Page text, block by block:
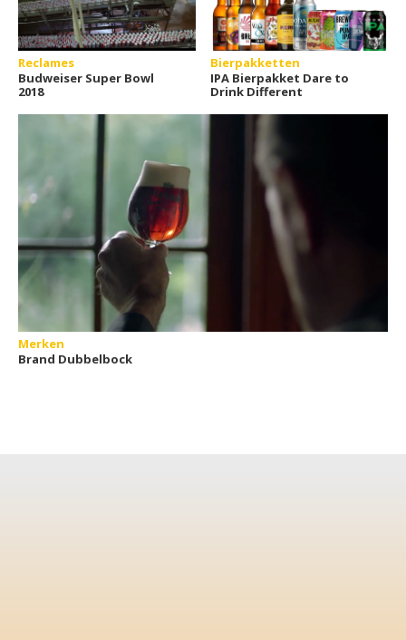
Reclames
Budweiser Super Bowl
2018
Bierpakketten
IPA Bierpakket Dare to
Drink Different
Merken
Brand Dubbelbock